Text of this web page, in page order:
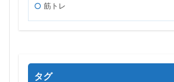
筋トレ
タグ